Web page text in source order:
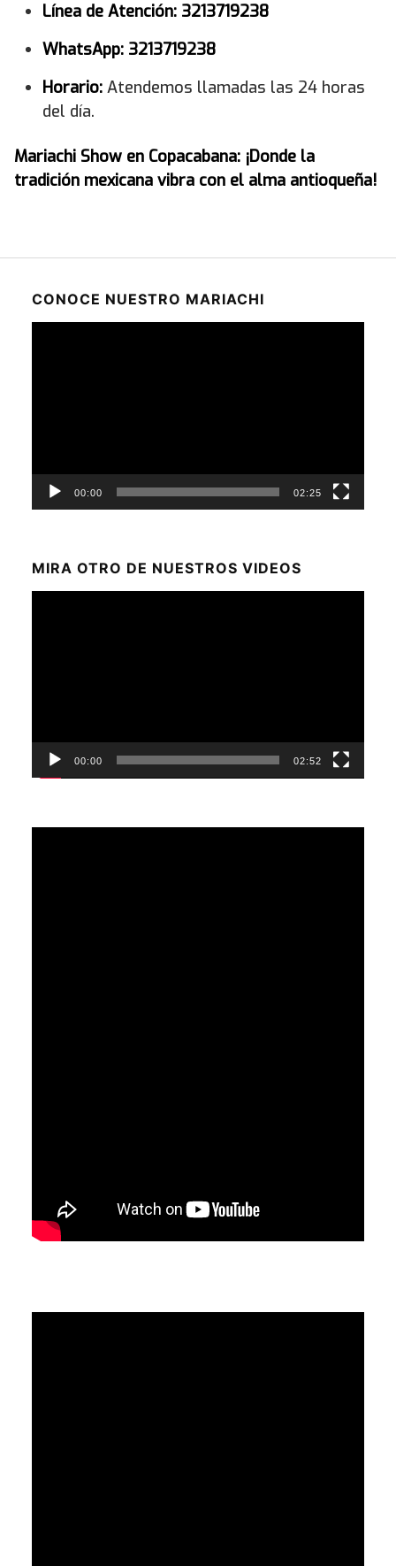
Línea de Atención: 3213719238
WhatsApp: 3213719238
Horario: Atendemos llamadas las 24 horas
del día.
Mariachi Show en Copacabana: ¡Donde la
tradición mexicana vibra con el alma antioqueña!
CONOCE NUESTRO MARIACHI
00:00 02:25
MIRA OTRO DE NUESTROS VIDEOS
00:00 02:52